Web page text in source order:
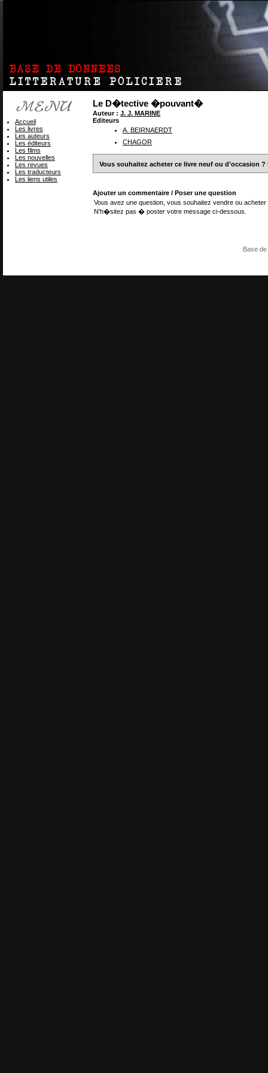
Le D�tective �pouvant�
Auteur : J. J. MARINE
Editeurs
A. BEIRNAERDT
CHAGOR
Vous souhaitez acheter ce livre neuf ou d'occasion ?
Ajouter un commentaire / Poser une question
Vous avez une question, vous souhaitez vendre ou
N'h�sitez pas � poster votre message ci-dessous.
Accueil
Les livres
Les auteurs
Les éditeurs
Les films
Les nouvelles
Les revues
Les traducteurs
Les liens utiles
Base